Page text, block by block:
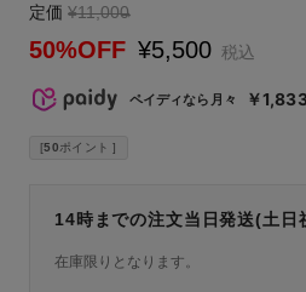
定価 ¥11,000
→
50%OFF ¥5,500 税込
ペイディなら月々 ￥
[50ポイント ]
14時までの注文当日発送(土日
在庫限りとなります。